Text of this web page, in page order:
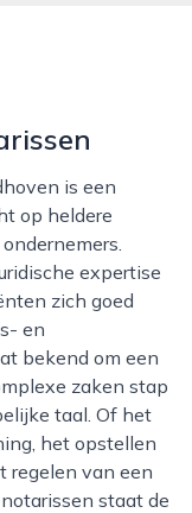
op heldere
expertise
zich goed
en
bekend om een
zaken stap
taal. Of het
het opstellen
regelen van een
staat de